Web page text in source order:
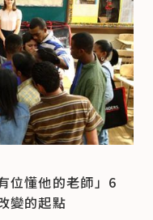
位懂他的老師」6
變的起點